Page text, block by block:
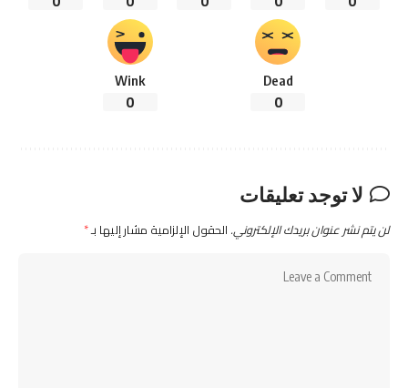
Dead
0
Wink
0
لا توجد تعليقات
لن يتم نشر عنوان بريدك الإلكتروني. الحقول الإلزامية مشار إليها بـ*